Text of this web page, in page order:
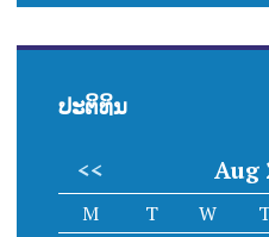
ປະຕິທິນ
<< Aug
M T W